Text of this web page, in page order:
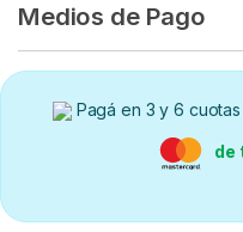
Medios de Pago
Pagá en 3 y 6
de